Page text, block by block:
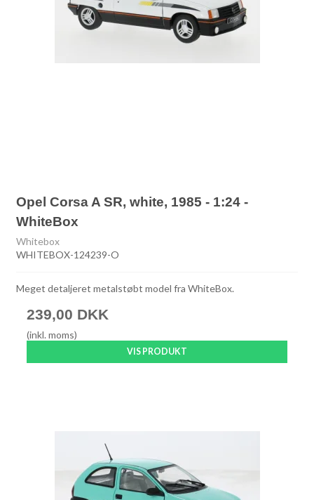
Opel Corsa A SR, white, 1985 - 1:24 -
WhiteBox
Whitebox
WHITEBOX-124239-O
Meget detaljeret metalstøbt model fra WhiteBox.
239,00 DKK
(inkl. moms)
VIS PRODUKT